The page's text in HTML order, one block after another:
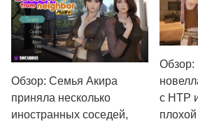
Обзор: Семья Акира
приняла несколько
иностранных соседей,
Обзор:
с НТР